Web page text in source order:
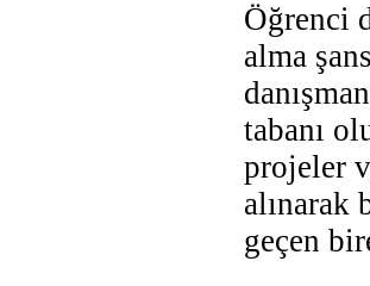
Öğrenci
alma
tabanı
projeler
geçen